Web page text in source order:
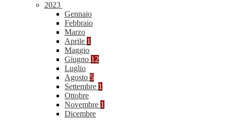
2023
Gennaio
Febbraio
Marzo
Aprile 1
Maggio
Giugno 12
Luglio
Agosto 5
Settembre 1
Ottobre
Novembre 1
Dicembre